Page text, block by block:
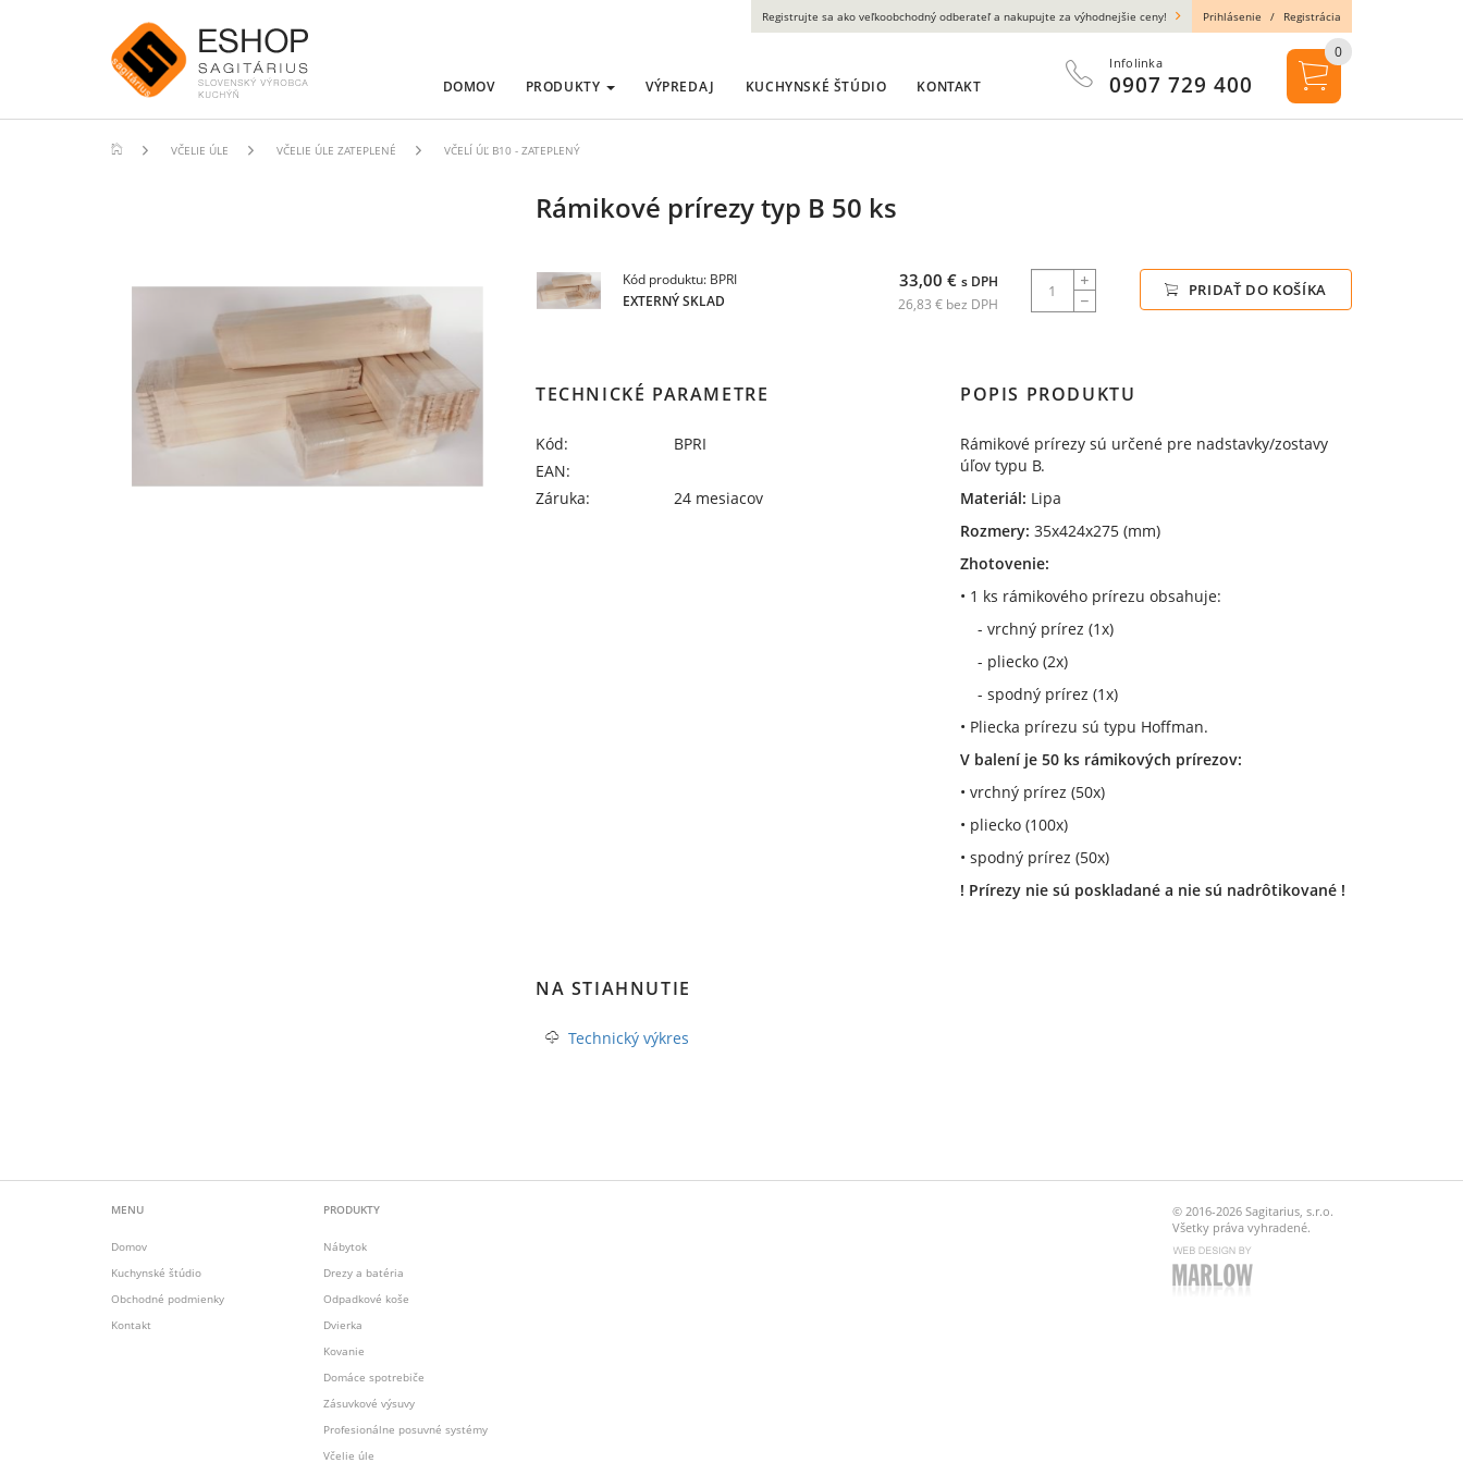
VČELIE ÚLE VČELIE ÚLE ZATEPLENÉ VČELÍ ÚĽ B10 - ZATEPLENÝ
Rámikové prírezy typ B 50 ks
Kód produktu: BPRI
EXTERNÝ SKLAD
33,00 € s DPH
26,83 € bez DPH
PRIDAŤ DO KOŠÍKA
TECHNICKÉ PARAMETRE
Kód:
BPRI
EAN:
Záruka:
24 mesiacov
POPIS PRODUKTU
Rámikové prírezy sú určené pre nadstavky/zostavy
úľov typu B.
Materiál: Lipa
Rozmery: 35x424x275 (mm)
Zhotovenie:
• 1 ks rámikového prírezu obsahuje:
- vrchný prírez (1x)
- pliecko (2x)
- spodný prírez (1x)
• Pliecka prírezu sú typu Hoffman.
V balení je 50 ks rámikových prírezov:
• vrchný prírez (50x)
• pliecko (100x)
• spodný prírez (50x)
! Prírezy nie sú poskladané a nie sú nadrôtikované !
NA STIAHNUTIE
Technický výkres
MENU
Domov
Kuchynské štúdio
Obchodné podmienky
Kontakt
PRODUKTY
Nábytok
Drezy a batéria
Odpadkové koše
Dvierka
Kovanie
Domáce spotrebiče
Zásuvkové výsuvy
Profesionálne posuvné systémy
Včelie úle
© 2016-2026 Sagitarius, s.r.o.
Všetky práva vyhradené.
Registrujte sa ako veľkoobchodný odberateľ a nakupujte za výhodnejšie ceny! Prihlásenie / Registrácia
DOMOV PRODUKTY VÝPREDAJ KUCHYNSKÉ ŠTÚDIO KONTAKT
Infolinka
0907 729 400
0